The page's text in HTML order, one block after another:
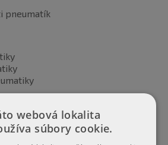
pneumatík
automobily
SUV / 4x4
webová lokalita
súbory cookie.